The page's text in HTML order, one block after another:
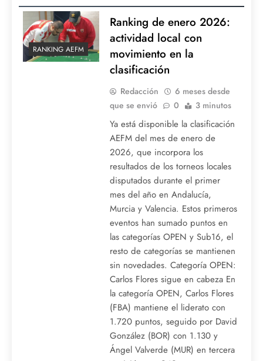
RANKING AEFM
Ranking de enero 2026:
actividad local con
movimiento en la
clasificación
Redacción
6 meses desde
que se envió
0 3 minutos
Ya está disponible la clasificación
AEFM del mes de enero de
2026, que incorpora los
resultados de los torneos locales
disputados durante el primer
mes del año en Andalucía,
Murcia y Valencia. Estos primeros
eventos han sumado puntos en
las categorías OPEN y Sub16, el
resto de categorías se mantienen
sin novedades. Categoría OPEN:
Carlos Flores sigue en cabeza En
la categoría OPEN, Carlos Flores
(FBA) mantiene el liderato con
1.720 puntos, seguido por David
González (BOR) con 1.130 y
Ángel Valverde (MUR) en tercera